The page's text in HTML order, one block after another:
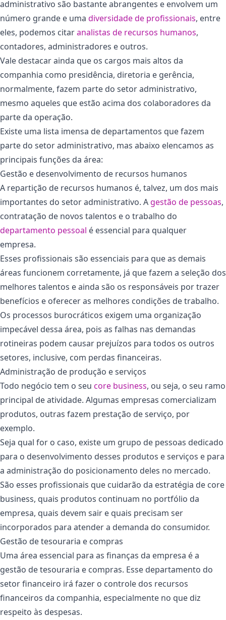
administrativo são bastante abrangentes e envolvem um
número grande e uma diversidade de profissionais, entre
eles, podemos citaranalistas de recursos humanos,
contadores, administradores e outros.
Vale destacar ainda que os cargos mais altos da
companhia como presidência, diretoria e gerência,
normalmente, fazem parte do setor administrativo,
mesmo aqueles que estão acima dos colaboradores da
parte da operação.
Existe uma lista imensa de departamentos que fazem
parte do setor administrativo, mas abaixo elencamos as
principais funções da área:
Gestão e desenvolvimento de recursos humanos
A repartição de recursos humanos é, talvez, um dos mais
importantes do setor administrativo. A gestão de pessoas,
contratação de novos talentos e o trabalho do
departamento pessoal é essencial para qualquer
empresa.
Esses profissionais são essenciais para que as demais
áreas funcionem corretamente, já que fazem a seleção dos
melhores talentos e ainda são os responsáveis por trazer
benefícios e oferecer as melhores condições de trabalho.
Os processos burocráticos exigem uma organização
impecável dessa área, pois as falhas nas demandas
rotineiras podem causar prejuízos para todos os outros
setores, inclusive, com perdas financeiras.
Administração de produção e serviços
Todo negócio tem o seu core business, ou seja, o seu ramo
principal de atividade. Algumas empresas comercializam
produtos, outras fazem prestação de serviço, por
exemplo.
Seja qual for o caso, existe um grupo de pessoas dedicado
para o desenvolvimento desses produtos e serviços e para
a administração do posicionamento deles no mercado.
São esses profissionais que cuidarão da estratégia de core
business, quais produtos continuam no portfólio da
empresa, quais devem sair e quais precisam ser
incorporados para atender a demanda do consumidor.
Gestão de tesouraria e compras
Uma área essencial para as finanças da empresa é a
gestão de tesouraria e compras. Esse departamento do
setor financeiro irá fazer o controle dos recursos
financeiros da companhia, especialmente no que diz
respeito às despesas.